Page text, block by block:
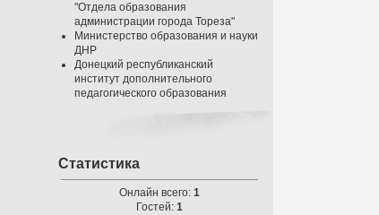
"Отдела образования
администрации города Тореза"
Министерство образования и науки
ДНР
Донецкий республиканский
институт дополнительного
педагогического образования
Статистика
Онлайн всего: 1
Гостей: 1